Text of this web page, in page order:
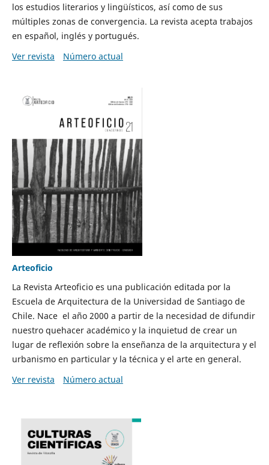
los estudios literarios y lingüísticos, así como de sus
múltiples zonas de convergencia. La revista acepta trabajos
en español, inglés y portugués.
Ver revista
Número actual
Arteoficio
La Revista Arteoficio es una publicación editada por la
Escuela de Arquitectura de la Universidad de Santiago de
Chile. Nace el año 2000 a partir de la necesidad de difundir
nuestro quehacer académico y la inquietud de crear un
lugar de reflexión sobre la enseñanza de la arquitectura y el
urbanismo en particular y la técnica y el arte en general.
Ver revista
Número actual